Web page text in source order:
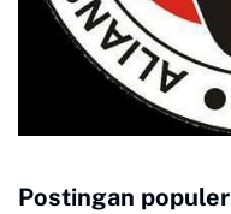
Postingan populer